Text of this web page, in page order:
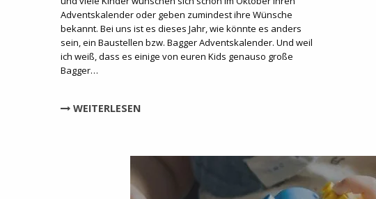
Adventskalender oder geben zumindest ihre Wünsche
bekannt. Bei uns ist es dieses Jahr, wie könnte es anders
sein, ein Baustellen bzw. Bagger Adventskalender. Und weil
ich weiß, dass es einige von euren Kids genauso große
Bagger…
WEITERLESEN